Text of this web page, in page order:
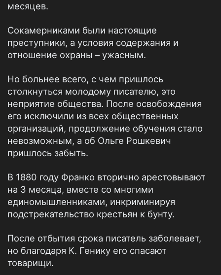
месяцев.
Сокамерниками были настоящие
преступники, а условия содержания и
отношение охраны – ужасным.
Но больнее всего, с чем пришлось
столкнуться молодому писателю, это
неприятие общества. После освобождения
его исключили из всех общественных
организаций, продолжение обучения стало
невозможным, а об Ольге Рошкевич
пришлось забыть.
В 1880 году Франко вторично арестовывают
на 3 месяца, вместе со многими
единомышленниками, инкриминируя
подстрекательство крестьян к бунту.
После отбытия срока писатель заболевает,
но благодаря К. Генику его спасают
товарищи.